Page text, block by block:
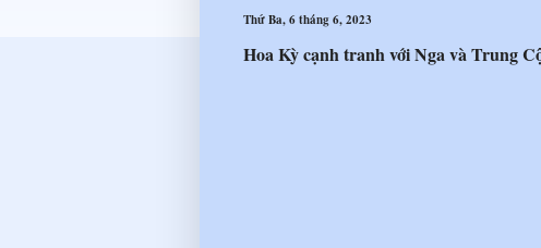
Thứ Ba, 6 tháng 6, 2023
Hoa Kỳ cạnh tranh với Nga và Trung